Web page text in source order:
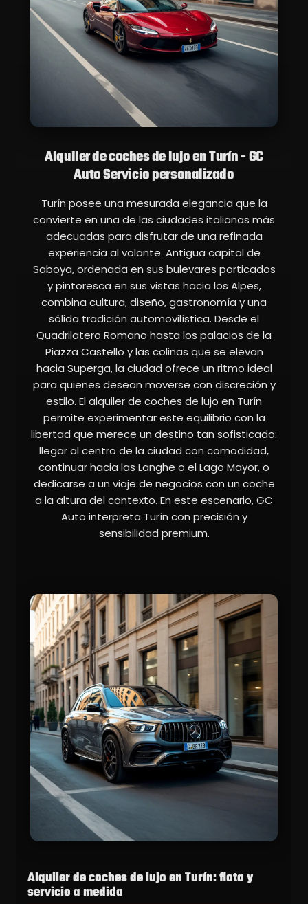
Alquiler de coches de lujo en Turín - GC
Auto Servicio personalizado
Turín posee una mesurada elegancia que la
convierte en una de las ciudades italianas más
adecuadas para disfrutar de una refinada
experiencia al volante. Antigua capital de
Saboya, ordenada en sus bulevares porticados
y pintoresca en sus vistas hacia los Alpes,
combina cultura, diseño, gastronomía y una
sólida tradición automovilística. Desde el
Quadrilatero Romano hasta los palacios de la
Piazza Castello y las colinas que se elevan
hacia Superga, la ciudad ofrece un ritmo ideal
para quienes desean moverse con discreción y
estilo. El alquiler de coches de lujo en Turín
permite experimentar este equilibrio con la
libertad que merece un destino tan sofisticado:
llegar al centro de la ciudad con comodidad,
continuar hacia las Langhe o el Lago Mayor, o
dedicarse a un viaje de negocios con un coche
a la altura del contexto. En este escenario, GC
Auto interpreta Turín con precisión y
sensibilidad premium.
Alquiler de coches de lujo en Turín: flota y
servicio a medida